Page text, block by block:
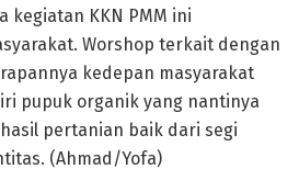
kegiatan KKN PMM ini
Worshop terkait dengan
kedepan masyarakat
pupuk organik yang nantinya
pertanian baik dari segi
(Ahmad/Yofa)